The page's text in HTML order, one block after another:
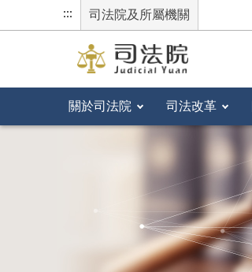
::: 司法院及所屬機關
關於司法院 司法改革